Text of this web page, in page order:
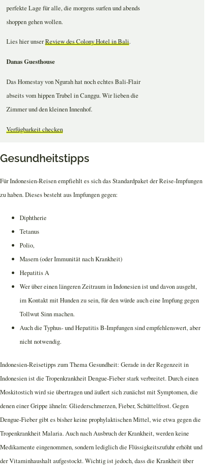
perfekte Lage für alle, die morgens surfen und abends
shoppen gehen wollen.
Lies hier unserReview des Colony Hotel in Bali.
Danas Guesthouse
Das Homestay von Ngurah hat noch echtes Bali-Flair
abseits vom hippen Trubel in Canggu. Wir lieben die
Zimmer und den kleinen Innenhof.
Verfügbarkeit checken
Gesundheitstipps
Für Indonesien-Reisen empfiehlt es sich das Standardpaket der Reise-Impfungen
zu haben. Dieses besteht aus Impfungen gegen:
Diphtherie
Tetanus
Polio,
Masern (oder Immunität nach Krankheit)
Hepatitis A
Wer über einen längeren Zeitraum in Indonesien ist und davon ausgeht,
im Kontakt mit Hunden zu sein, für den würde auch eine Impfung gegen
Tollwut Sinn machen.
Auch die Typhus- und Hepatitis B-Impfungen sind empfehlenswert, aber
nicht notwendig.
Indonesien-Reisetipps zum Thema Gesundheit: Gerade in der Regenzeit in
Indonesien ist die Tropenkrankheit Dengue-Fieber stark verbreitet. Durch einen
Moskitostich wird sie übertragen und äußert sich zunächst mit Symptomen, die
denen einer Grippe ähneln: Gliederschmerzen, Fieber, Schüttelfrost. Gegen
Dengue-Fieber gibt es bisher keine prophylaktischen Mittel, wie etwa gegen die
Tropenkrankheit Malaria. Auch nach Ausbruch der Krankheit, werden keine
Medikamente eingenommen, sondern lediglich die Flüssigkeitszufuhr erhöht und
der Vitaminhaushalt aufgestockt. Wichtig ist jedoch, dass die Krankheit über